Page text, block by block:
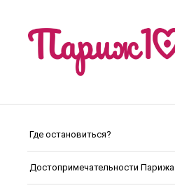
Где остановиться?
Достопримечательности Парижа